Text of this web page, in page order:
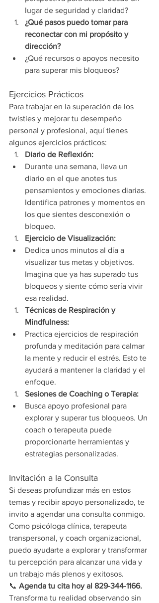
lugar de seguridad y claridad?
¿Qué pasos puedo tomar para
reconectar con mi propósito y
dirección?
¿Qué recursos o apoyos necesito
para superar mis bloqueos?
Ejercicios Prácticos
Para trabajar en la superación de los
twisties y mejorar tu desempeño
personal y profesional, aquí tienes
algunos ejercicios prácticos:
Diario de Reflexión:
Durante una semana, lleva un
diario en el que anotes tus
pensamientos y emociones diarias.
Identifica patrones y momentos en
los que sientes desconexión o
bloqueo.
Ejercicio de Visualización:
Dedica unos minutos al día a
visualizar tus metas y objetivos.
Imagina que ya has superado tus
bloqueos y siente cómo sería vivir
esa realidad.
Técnicas de Respiración y
Mindfulness:
Practica ejercicios de respiración
profunda y meditación para calmar
la mente y reducir el estrés. Esto te
ayudará a mantener la claridad y el
enfoque.
Sesiones de Coaching o Terapia:
Busca apoyo profesional para
explorar y superar tus bloqueos. Un
coach o terapeuta puede
proporcionarte herramientas y
estrategias personalizadas.
Invitación a la Consulta
Si deseas profundizar más en estos
temas y recibir apoyo personalizado, te
invito a agendar una consulta conmigo.
Como psicóloga clínica, terapeuta
transpersonal, y coach organizacional,
puedo ayudarte a explorar y transformar
tu percepción para alcanzar una vida y
un trabajo más plenos y exitosos.
📞 Agenda tu cita hoy al 829-344-1166.
Transforma tu realidad observando sin